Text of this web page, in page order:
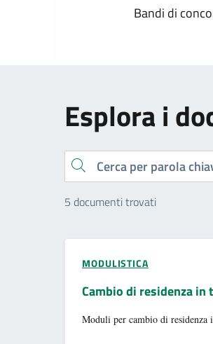
Bandi di
Esplora i
Cerca
5 documenti trovati
MODULISTICA
Cambio di residenza in
Moduli per cambio di residenza